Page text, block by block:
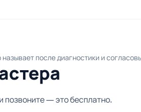
после диагностики и
позвоните — это бесплатно.